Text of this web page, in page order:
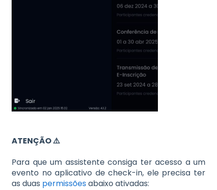
ATENÇÃO ⚠️
Para que um assistente consiga ter acesso a um
evento no aplicativo de check-in, ele precisa ter
as duas permissõesabaixo ativadas: